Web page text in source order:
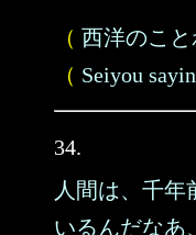
（ 西洋のこ
（ Seiyou
34.
人間は、千
いるんだなあ